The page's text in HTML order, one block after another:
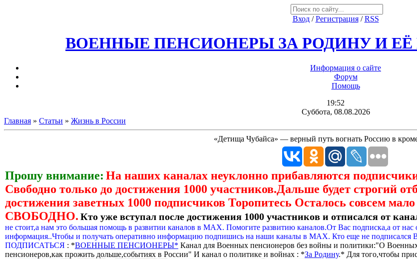
Вход/Регистрация/RSS
ВОЕННЫЕ ПЕНСИОНЕРЫ ЗА РОДИНУ И
Информация о сайте
Форум
Помощь
19:52
Суббота, 08.08.2026
Главная » Статьи » Жизнь в России
«Детища Чубайса» — верный путь вогнать Россию в
Прошу внимание: На наших каналах неуклонно прибавляются
Свободно только до достижения 1000 участников.Дальше будет строгий
достижения заветных 1000 подписчиков Торопитесь Осталось совсем
СВОБОДНО. Кто уже вступал после достижения 1000 участников и отписался от
не стоит,а нам это большая помощь в развитии каналов в МАХ. Помогите развитию каналов.От Вас подписка,а от
информация..Чтобы и получать оперативно информацию подпишись на наши каналы в МАХ. Кто еще не
ПОДПИСАТЬСЯ : *ВОЕННЫЕ ПЕНСИОНЕРЫ* Канал для Военных пенсионеров без войны и политики:"О
пенсионеров,как прожить дольше,событиях в России" И канал о политике и войнах : *За Родину.* Для того,чтобы